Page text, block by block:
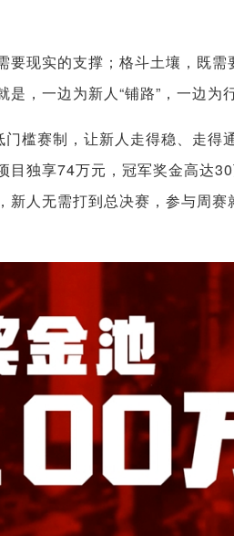
要现实的支撑；格斗土壤，既
，一边为新人“铺路”，一边为
门槛赛制，让新人走得稳、走
目独享74万元，冠军奖金高达
人无需打到总决赛，参与周赛